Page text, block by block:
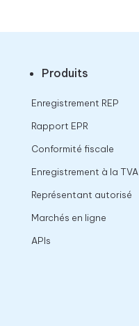
Produits
Enregistrement REP
Rapport EPR
Conformité fiscale
Enregistrement à la TVA
Représentant autorisé
Marchés en ligne
APIs